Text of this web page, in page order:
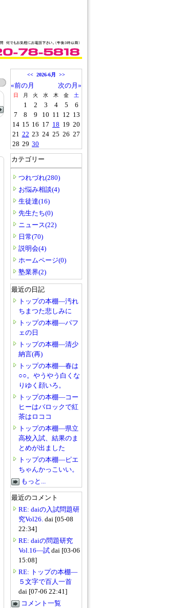
<< 2026-6月 >>
«前の月 次の月»
日 月 火 水 木 金 土
1 2 3 4 5
6
7
8 9 10 11 12 13
14 15 16 17 18 19 20
21 22 23 24 25 26 27
28 29 30
カテゴリー
つれづれ(280)
お悩み相談(4)
生徒達(16)
先生たち(0)
ニュース(22)
日常(70)
説明会(4)
ホームページ(0)
塾業界(2)
最近の日記
トップの本棚―汚れ
ちまつた悲しみに
トップの本棚―パフ
ェの日
トップの本棚―清少
納言(再)
トップの本棚―春は
○○。やうやう白くな
りゆく顔いろ。
トップの本棚―コー
ヒーはバロックで紅
茶はロココ
トップの本棚―県立
高校入試、結果のま
とめが出ました
トップの本棚―ピエ
ちゃんかっこいい。
もっと...
最近のコメント
RE: daiの入試問題研
究Vol26. dai [05-08
22:34]
RE: daiの問題研究
Vol.16―試 dai [03-06
15:08]
RE: トップの本棚―
５文字で百人一首
dai [07-06 22:41]
コメント一覧